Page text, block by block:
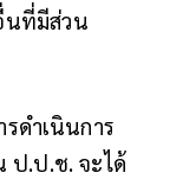
นที่มีส่วน
ดำเนินการ
ป.ป.ช. จะได้